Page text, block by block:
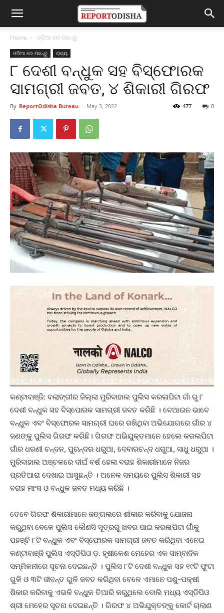
Home ଓଡ଼ିଆ ରେ ପଢନ୍ତୁ
ଓଡ଼ିଆ ରେ ପଢନ୍ତୁ ରାଜ୍ୟ
୮ ଦେଶୀ ବନ୍ଧୁକ ସହ ବିସ୍ଫୋରକ
ସାମଗ୍ରୀ ଜବତ, ୪ ଶିକାରୀ ଗିରଫ
By ReportOdisha Bureau - May 3, 2022 0
477
କଣ୍ଟାବାଞ୍ଜି: ବଲାଙ୍ଗୀର ଜିଲ୍ଲା ମୁରିବାହାଲ ପୁଲିସ କରଳାପିଟା ଗାଁ ରୁ ୮
ଦେଶୀ ବନ୍ଧୁକ ସହ ବିସ୍ପୋରକ ସାମଗ୍ରୀ ଜବତ କରିଛି । ବେଆଇନ ଭାବେ
ବନ୍ଧୁକ ଏବଂ ବିସ୍ଫୋରକ ସାମଗ୍ରୀ ଘରେ ରଖିଥିବା ଅଭିଯୋଗରେ ଗାଁର ୪
ଜଣଙ୍କୁ ପୁଲିସ ଗିରଫ କରିଛି। ଗିରଫ ଅଭିଯୁକ୍ତମାନେ ହେଲେ କରଲପିଟା
ଗାଁର ଧରଣୀ ଚନ୍ଦନ, ପୁରନ୍ଦର ଧରୁଆ, ଦେବାରଚନ୍ଦ ଧରୁଆ, ସାଧୁ ଧରୁଆ ।
ମୁରିବାହାଲ ଅଞ୍ଚଳରେ ଦୀର୍ଘ ବର୍ଷ ହେଲା ବରାହ ଶିକାରୀମାନେ ନିଜର
ପ୍ରତିଆରା ଦେଖାଇ ଆସୁଛନ୍ତି । ଅନେକ ସମୟରେ ପୁଲିସ ଶିକାରୀ ସହ
ବରାହ ମାଂସ ଓ ବନ୍ଧୁକ ଜବତ ମଧ୍ୟ କରିଛି ।
ତେବେ ଗିରଫ ଶିକାରୀମାନେ ଜଙ୍ଗଲରେ ଶୀକାର କରିବାକୁ ଯୋଜନା
କରୁଥିବା ବେଳେ ପୁଲିସ କୌଣସି ସୂତ୍ରରୁ ଖବର ପାଇ କରଳାପିଟା ଗାଁକୁ
ପହଞ୍ଚି ୮ଟି ବନ୍ଧୁକ ଏବଂ ବିସ୍ଫୋରକ ସାମଗ୍ରୀ ଜବତ କରିଥିବା ଏନେଇ
କଣ୍ଟାବାଞ୍ଜି ପୁଲିସ ଏସ୍‌ଡିପିଓ ଡ଼. ହୃଷୀକେଶ ମେହେର ଏକ ସାମ୍ବାଦିକ
ସମ୍ମିଳନୀରେ ସୂଚନା ଦେଇଛନ୍ତି । ପୁଲିସ ୮ଟି ଦେଶୀ ବନ୍ଧୁକ ସହ ୧୯ଟି ଫୁଟା
ଗୁଳି ଓ ୩ଟି ଜୀବନ୍ତ ଗୁଳି ଜବତ କରିଥିବା ବେଳେ ଏମାନେ ପଶୁ-ପକ୍ଷୀ
ଶିକାର କରିବାକୁ ଏଭକି ବନ୍ଧୁକ ତିଆରି କରୁଥିଲେ ବୋଲି ମଧ୍ୟ ଏସ୍‌ଡିପିଓ
ଶ୍ରୀ ମେହେର ସୂଚନା ଦେଇଛନ୍ତି । ଗିରଫ ୪ ଅଭିଯୁକ୍ତଙ୍କୁ କୋର୍ଟ ଚାଲାଣ